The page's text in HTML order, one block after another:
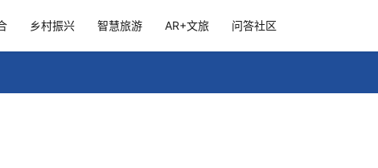
乡村振兴 智慧旅游 AR+文旅 问答社区